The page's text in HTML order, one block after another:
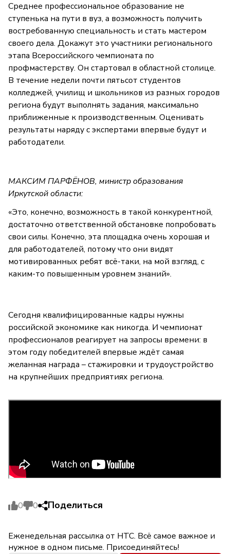
Среднее профессиональное образование не
ступенька на пути в вуз, а возможность получить
востребованную специальность и стать мастером
своего дела. Докажут это участники регионального
этапа Всероссийского чемпионата по
профмастерству. Он стартовал в областной столице.
В течение недели почти пятьсот студентов
колледжей, училищ и школьников из разных городов
региона будут выполнять задания, максимально
приближенные к производственным. Оценивать
результаты наряду с экспертами впервые будут и
работодатели.
МАКСИМ ПАРФЁНОВ, министр образования
Иркутской области:
«Это, конечно, возможность в такой конкурентной,
достаточно ответственной обстановке попробовать
свои силы. Конечно, эта площадка очень хорошая и
для работодателей, потому что они видят
мотивированных ребят всё-таки, на мой взгляд, с
каким-то повышенным уровнем знаний».
Сегодня квалифицированные кадры нужны
российской экономике как никогда. И чемпионат
профессионалов реагирует на запросы времени: в
этом году победителей впервые ждёт самая
желанная награда – стажировки и трудоустройство
на крупнейших предприятиях региона.
0 0 Поделиться
Еженедельная рассылка от НТС. Всё самое важное и
нужное в одном письме. Присоединяйтесь!